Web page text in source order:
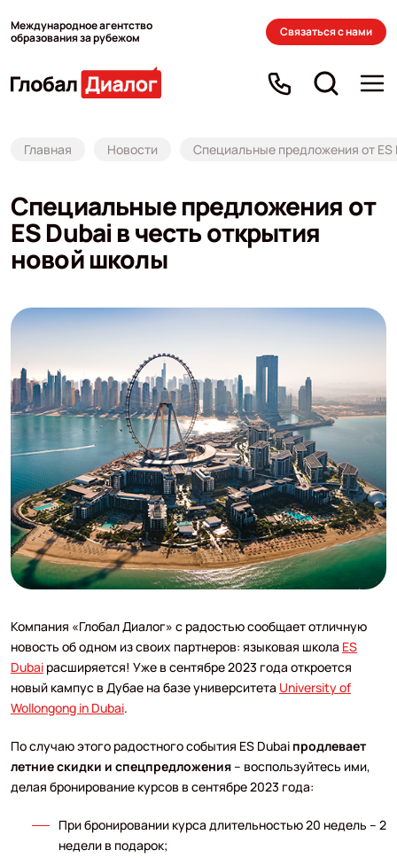
Международное агентство
образования за рубежом
Связаться с нами
Главная Новости Специальные предложения от
Специальные предложения от
ES Dubai в честь открытия
новой школы
Компания «Глобал Диалог» с радостью сообщает отличную
новость об одном из своих партнеров: языковая школа ES
Dubaiрасширяется! Уже в сентябре 2023 года откроется
новый кампус в Дубае на базе университета University of
Wollongong in Dubai.
По случаю этого радостного события ES Dubai продлевает
летние скидки и спецпредложения– воспользуйтесь ими,
делая бронирование курсов в сентябре 2023 года:
При бронировании курса длительностью 20 недель – 2
недели в подарок;